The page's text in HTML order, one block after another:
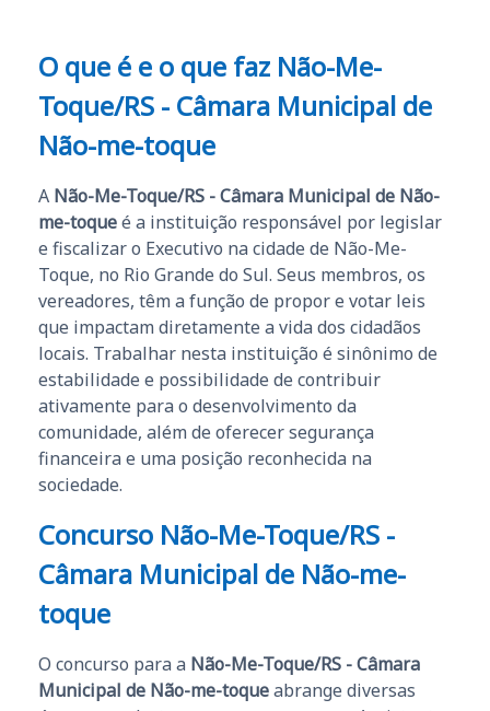
O que é e o que faz Não-Me-
Toque/RS - Câmara Municipal de
Não-me-toque
A Não-Me-Toque/RS - Câmara Municipal de Não-
me-toqueé a instituição responsável por legislar
e fiscalizar o Executivo na cidade de Não-Me-
Toque, no Rio Grande do Sul. Seus membros, os
vereadores, têm a função de propor e votar leis
que impactam diretamente a vida dos cidadãos
locais. Trabalhar nesta instituição é sinônimo de
estabilidade e possibilidade de contribuir
ativamente para o desenvolvimento da
comunidade, além de oferecer segurança
financeira e uma posição reconhecida na
sociedade.
Concurso Não-Me-Toque/RS -
Câmara Municipal de Não-me-
toque
O concurso para a Não-Me-Toque/RS - Câmara
Municipal de Não-me-toqueabrange diversas